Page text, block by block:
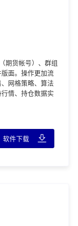
期货帐号）、群组
面。操作更加流
网格策略、算法
情、持仓数据实
软件下载